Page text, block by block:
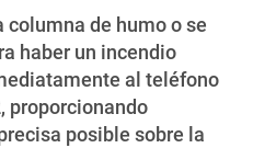
columna de humo o se
haber un incendio
al teléfono
proporcionando
posible sobre la